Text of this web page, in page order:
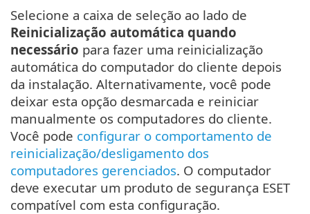
Selecione a caixa de seleção ao lado de
Reinicialização automática quando
necessário para fazer uma reinicialização
automática do computador do cliente depois
da instalação. Alternativamente, você pode
deixar esta opção desmarcada e reiniciar
manualmente os computadores do cliente.
Você pode configurar o comportamento de
reinicialização/desligamento dos
computadores gerenciados. O computador
deve executar um produto de segurança ESET
compatível com esta configuração.